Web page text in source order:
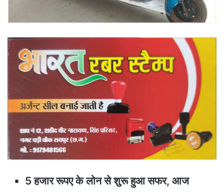
5 हजार रूपए के लोन से शुरू हुआ सफर, आज